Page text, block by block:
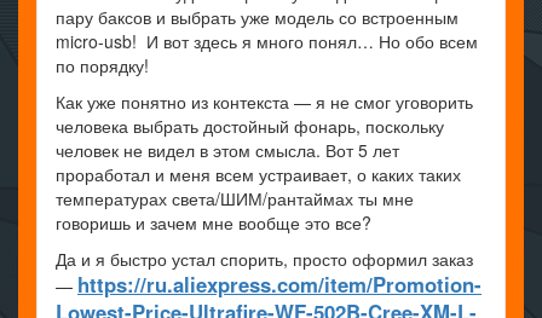
пару баксов и выбрать уже модель со встроенным
micro-usb! И вот здесь я много понял… Но обо всем
по порядку!
Как уже понятно из контекста — я не смог уговорить
человека выбрать достойный фонарь, поскольку
человек не видел в этом смысла. Вот 5 лет
проработал и меня всем устраивает, о каких таких
температурах света/ШИМ/рантаймах ты мне
говоришь и зачем мне вообще это все?
Да и я быстро устал спорить, просто оформил заказ
— https://ru.aliexpress.com/item/Promotion-
Lowest-Price-Ultrafire-WF-502B-Cree-XM-L-